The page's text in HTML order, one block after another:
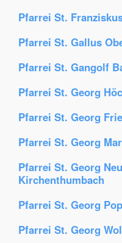
Pfarrei St.
Pfarrei St. Gallus
Pfarrei St. Gangolf
Pfarrei St. Georg
Pfarrei St. Georg
Pfarrei St. Georg
Pfarrei St. Georg
Kirchenthumbach
Pfarrei St. Georg
Pfarrei St. Georg